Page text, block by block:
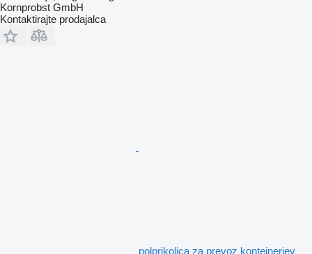
Kornprobst GmbH
Kontaktirajte prodajalca
polprikolica za prevoz kontejnerjev